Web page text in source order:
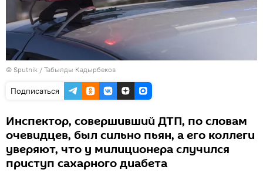
© Sputnik / Табылды Кадырбеков
Подписаться
Инспектор, совершивший ДТП, по словам
очевидцев, был сильно пьян, а его коллеги
уверяют, что у милиционера случился
приступ сахарного диабета